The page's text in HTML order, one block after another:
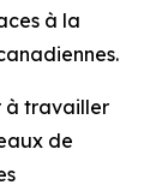
à la
à travailler
de